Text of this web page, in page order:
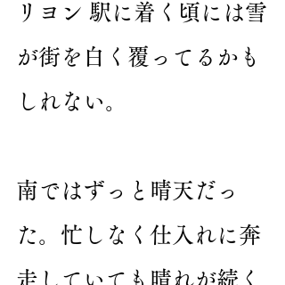
リヨン 駅に着く頃には雪
が街を白く覆ってるかも
しれない。
南ではずっと晴天だっ
た。忙しなく仕入れに奔
走していても晴れが続く